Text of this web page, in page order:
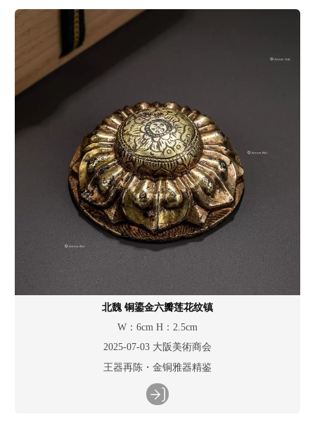
北魏 铜鎏金六瓣莲花纹镇
W：6cm H：2.5cm
2025-07-03 大阪美術商会
王器再陈・金铜雅器精鉴